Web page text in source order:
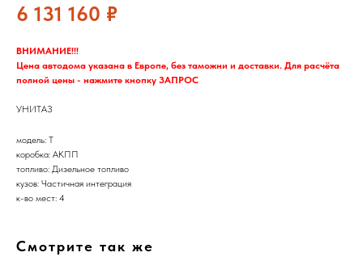
6 131 160 ₽
ВНИМАНИЕ!!!
Цена автодома указана в Европе, без таможни и доставки. Для расчёта
полной цены - нажмите кнопку ЗАПРОС
УНИТАЗ
модель: T
коробка: АКПП
топливо: Дизельное топливо
кузов: Частичная интеграция
к-во мест: 4
Смотрите так же